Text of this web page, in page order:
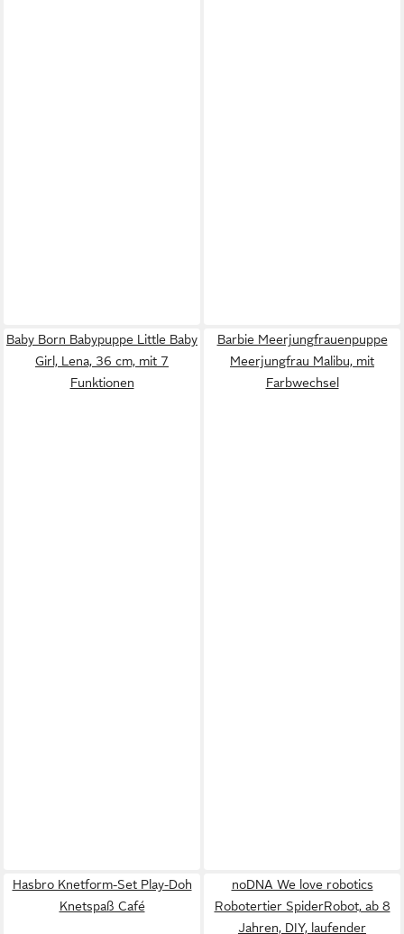
Baby Born Babypuppe Little Baby
Girl, Lena, 36 cm, mit 7
Funktionen
Barbie Meerjungfrauenpuppe
Meerjungfrau Malibu, mit
Farbwechsel
Hasbro Knetform-Set Play-Doh
Knetspaß Café
noDNA We love robotics
Robotertier SpiderRobot, ab 8
Jahren, DIY, laufender